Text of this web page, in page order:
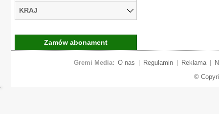
KRAJ
Zamów abonament
Gremi Media: O nas Regulamin Reklama
©